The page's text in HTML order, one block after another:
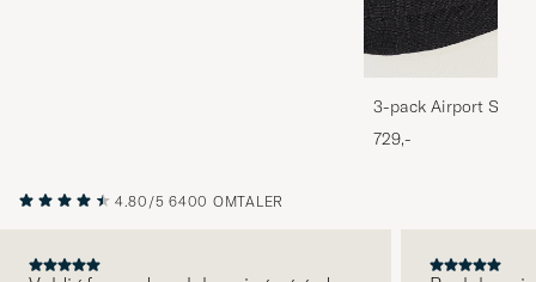
3-pack Airport
Melange
729,-
4.80/5 6400 OMTALER